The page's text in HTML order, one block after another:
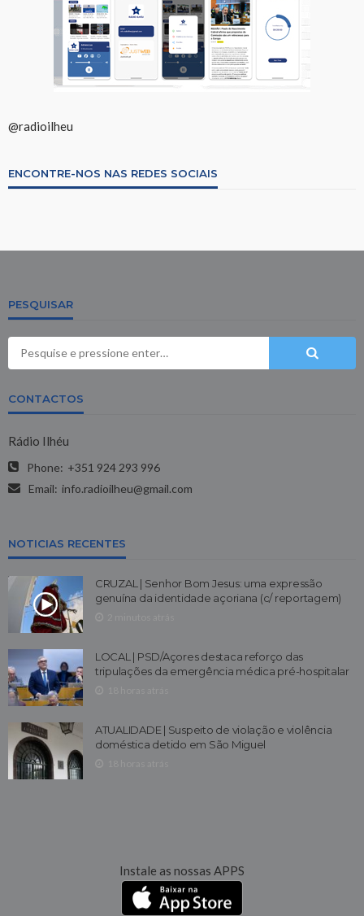
@radioilheu
ENCONTRE-NOS NAS REDES SOCIAIS
PESQUISAR
CONTACTOS
Rádio Ilhéu
Phone: +351 924 293 996
Email: info.radioilheu@gmail.com
NOTICIAS RECENTES
CRUZAL | Senhor Bom Jesus: uma expressão
genuína da identidade açoriana (c/ reportagem)
LOCAL | PSD/Açores destaca reforço das
tripulações da emergência médica pré-hospitalar
ATUALIDADE | Suspeito de violação e violência
doméstica detido em São Miguel
Instale as nossas APPS